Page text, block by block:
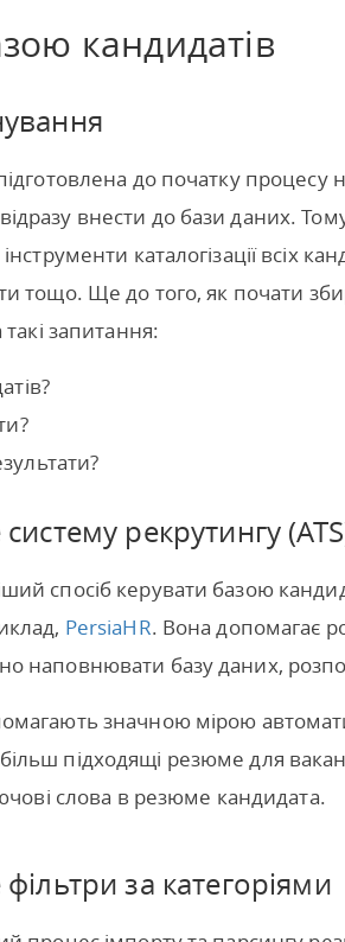
кандидатів
до початку
внести до бази даних.
каталогізації всіх
тощо. Ще до того, як почати
такі запитання:
рекрутингу
спосіб керувати базою
PersiaHR. Вона допомагає
наповнювати базу даних,
значною мірою
підходящі резюме для
слова в резюме кандидата.
за категоріями